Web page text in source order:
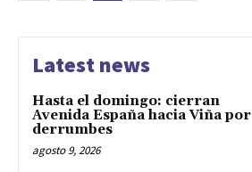
Latest news
Hasta el domingo: cierran
Avenida España hacia Viña por
derrumbes
agosto 9, 2026